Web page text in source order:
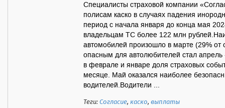
Специалисты страховой компании
полисам каско в случаях падения
период с начала января до конца мая
владельцам ТС более 122 млн
автомобилей произошло в марте (29%
опасным для автолюбителей стал апрель
в феврале и январе доля страховых
месяце. Май оказался наиболее
водителей.Водители ...
Теги:Согласие,каско,выплаты